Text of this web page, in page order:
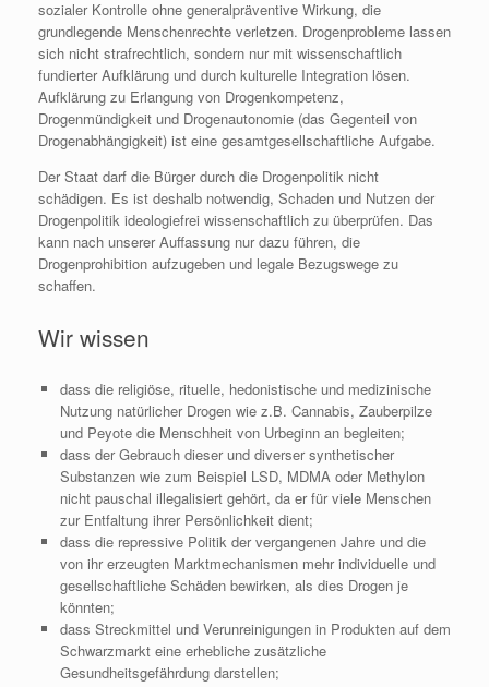
sozialer Kontrolle ohne generalpräventive Wirkung, die
grundlegende Menschenrechte verletzen. Drogenprobleme lassen
sich nicht strafrechtlich, sondern nur mit wissenschaftlich
fundierter Aufklärung und durch kulturelle Integration lösen.
Aufklärung zu Erlangung von Drogenkompetenz,
Drogenmündigkeit und Drogenautonomie (das Gegenteil von
Drogenabhängigkeit) ist eine gesamtgesellschaftliche Aufgabe.
Der Staat darf die Bürger durch die Drogenpolitik nicht
schädigen. Es ist deshalb notwendig, Schaden und Nutzen der
Drogenpolitik ideologiefrei wissenschaftlich zu überprüfen. Das
kann nach unserer Auffassung nur dazu führen, die
Drogenprohibition aufzugeben und legale Bezugswege zu
schaffen.
Wir wissen
dass die religiöse, rituelle, hedonistische und medizinische
Nutzung natürlicher Drogen wie z.B. Cannabis, Zauberpilze
und Peyote die Menschheit von Urbeginn an begleiten;
dass der Gebrauch dieser und diverser synthetischer
Substanzen wie zum Beispiel LSD, MDMA oder Methylon
nicht pauschal illegalisiert gehört, da er für viele Menschen
zur Entfaltung ihrer Persönlichkeit dient;
dass die repressive Politik der vergangenen Jahre und die
von ihr erzeugten Marktmechanismen mehr individuelle und
gesellschaftliche Schäden bewirken, als dies Drogen je
könnten;
dass Streckmittel und Verunreinigungen in Produkten auf dem
Schwarzmarkt eine erhebliche zusätzliche
Gesundheitsgefährdung darstellen;